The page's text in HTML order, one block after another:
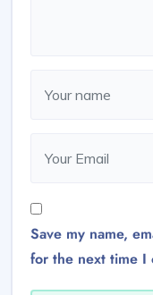
Save my name,
for the next time I